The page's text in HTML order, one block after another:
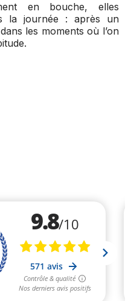
en bouche, elles
la journée : après un
les moments où l’on